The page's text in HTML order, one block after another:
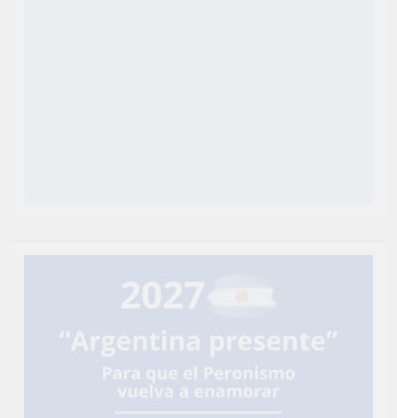
Newsmatic - Tema de WordPress para Noticias 2026.
Funciona gracias aBlazeThemes